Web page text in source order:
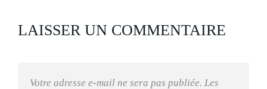
LAISSER UN COMMENTAIRE
Votre adresse e-mail ne sera pas publiée. Les